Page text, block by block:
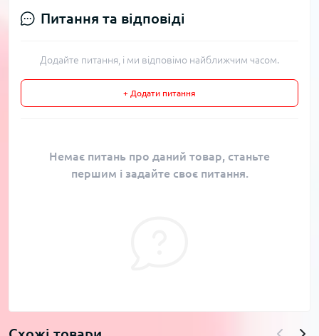
Питання та відповіді
Додайте питання, і ми відповімо найближчим часом.
+ Додати питання
Немає питань про даний товар, станьте
першим і задайте своє питання.